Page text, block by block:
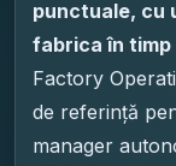
punctuale, cu
fabrica în timp
Factory
de referință
manager